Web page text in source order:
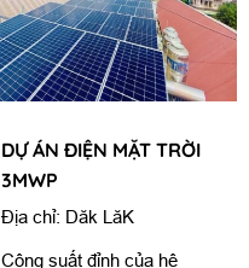
DỰ ÁN ĐIỆN MẶT TRỜI
3MWP
Địa chỉ: Dăk LăK
Công suất đỉnh của hệ